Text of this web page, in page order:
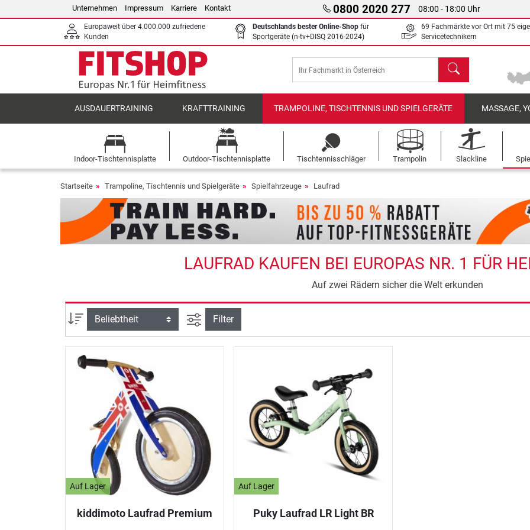
Unternehmen Impressum Karriere Kontakt 0800 2020 277 08:00 - 18:00 Uhr
Europaweit über 4.000.000 zufriedene
Kunden
Deutschlands bester Online-Shop für
Sportgeräte (n-tv+DISQ 2016-2024)
69 Fachmärkte vor Ort mit 75
Servicetechnikern
Suchen
AUSDAUERTRAINING KRAFTTRAINING TRAMPOLINE, TISCHTENNIS UND SPIELGERÄTE MASSAGE,
Indoor-Tischtennisplatte Outdoor-Tischtennisplatte Tischtennisschläger Trampolin Slackline
Startseite Trampoline, Tischtennis und Spielgeräte Spielfahrzeuge Laufrad
LAUFRAD KAUFEN BEI EUROPAS NR. 1 FÜR
Auf zwei Rädern sicher die Welt erkunden
Sortierung Ansicht filtern
Filter
Auf Lager
kiddimoto Laufrad Premium
Auf Lager
Puky Laufrad LR Light BR